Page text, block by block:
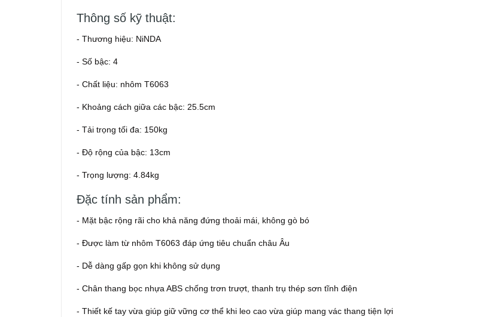
Thông số kỹ thuật:
- Thương hiệu: NiNDA
- Số bậc: 4
- Chất liệu: nhôm T6063
- Khoảng cách giữa các bậc: 25.5cm
- Tải trọng tối đa: 150kg
- Độ rộng của bậc: 13cm
- Trọng lượng: 4.84kg
Đặc tính sản phẩm:
- Mặt bậc rộng rãi cho khả năng đứng thoải mái, không gò bó
- Được làm từ nhôm T6063 đáp ứng tiêu chuẩn châu Âu
- Dễ dàng gấp gọn khi không sử dụng
- Chân thang bọc nhựa ABS chống trơn trượt, thanh trụ thép sơn tĩnh điện
- Thiết kế tay vừa giúp giữ vững cơ thể khi leo cao vừa giúp mang vác thang tiện lợi